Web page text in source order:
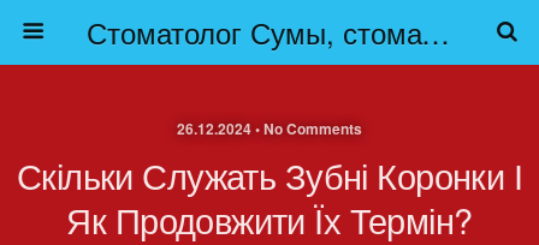
Стоматолог Сумы, стоматологические клиники Сумы, детская стоматология в Сумах. | Частная стоматология Сумы
26.12.2024 • No Comments
Скільки Служать Зубні Коронки І
Як Продовжити Їх Термін?